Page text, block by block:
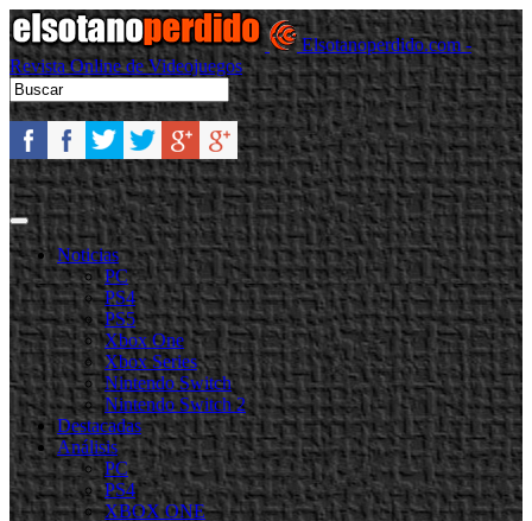
Elsotanoperdido.com -
Revista Online de Videojuegos
Noticias
PC
PS4
PS5
Xbox One
Xbox Series
Nintendo Switch
Nintendo Switch 2
Destacadas
Análisis
PC
PS4
XBOX ONE